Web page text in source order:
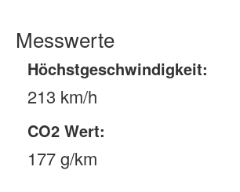
Messwerte
Höchstgeschwindigkeit:
213 km/h
CO2 Wert:
177 g/km